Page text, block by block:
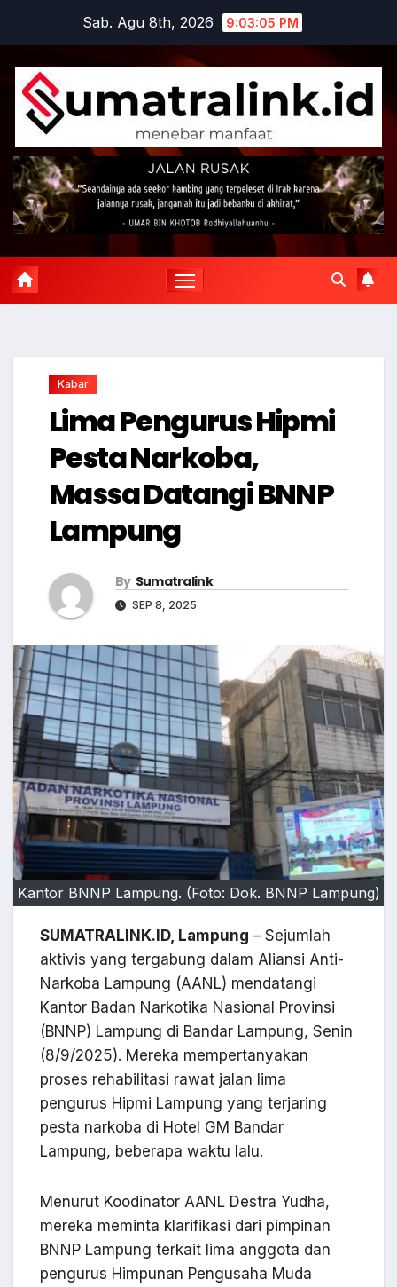
content
Sab. Agu 8th, 2026 9:03:06 PM
Kabar
Lima Pengurus Hipmi
Pesta Narkoba,
Massa Datangi BNNP
Lampung
By Sumatralink
SEP 8, 2025
Kantor BNNP Lampung. (Foto: Dok. BNNP Lampung)
SUMATRALINK.ID, Lampung – Sejumlah
aktivis yang tergabung dalam Aliansi Anti-
Narkoba Lampung (AANL) mendatangi
Kantor Badan Narkotika Nasional Provinsi
(BNNP) Lampung di Bandar Lampung, Senin
(8/9/2025). Mereka mempertanyakan
proses rehabilitasi rawat jalan lima
pengurus Hipmi Lampung yang terjaring
pesta narkoba di Hotel GM Bandar
Lampung, beberapa waktu lalu.
Menurut Koodinator AANL Destra Yudha,
mereka meminta klarifikasi dari pimpinan
BNNP Lampung terkait lima anggota dan
pengurus Himpunan Pengusaha Muda